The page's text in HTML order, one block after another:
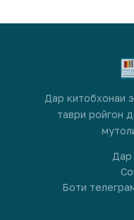
Дар китобхонаи
таври ройгон
Дар
Боти